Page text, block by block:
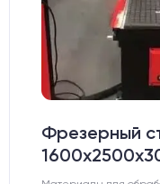
Фрезерный